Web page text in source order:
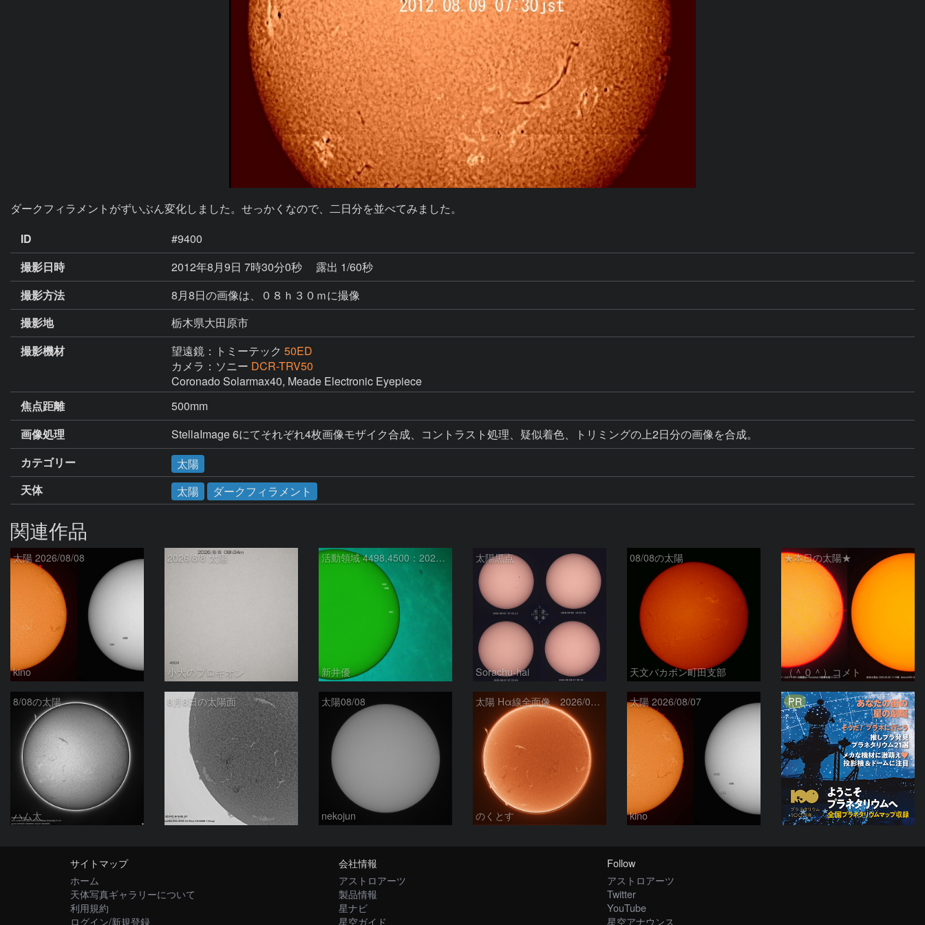
ダークフィラメントがずいぶん変化しました。せっかくなので、二日分を並べてみました。
ID
#9400
撮影日時
2012年8月9日 7時30分0秒
露出 1/60秒
撮影方法
8月8日の画像は、０８ｈ３０ｍに撮像
撮影地
栃木県大田原市
撮影機材
望遠鏡：トミーテック 50ED
カメラ：ソニー DCR-TRV50
Coronado Solarmax40, Meade Electronic Eyepiece
焦点距離
500mm
画像処理
StellaImage 6にてそれぞれ4枚画像モザイク合成、コントラスト処理、疑似着色、トリミングの上2日分の画像を合成。
カテゴリー
太陽
天体
太陽 ダークフィラメント
関連作品
太陽 2026/08/08
kino
2026/8/8 太陽
小犬のプロキオン
活動領域 4498,4500：2026/08/08
新井優
太陽黒点
Sorachu-hai
08/08の太陽
天文バカボン町田支部
★本日の太陽★
（＾０＾）コメト
8/08の太陽
ハム太
8月8日の太陽面
ta-o
太陽08/08
nekojun
太陽 Hα線全面像 2026/08/08
のくとす
太陽 2026/08/07
kino
PR
サイトマップ
ホーム
天体写真ギャラリーについて
利用規約
ログイン/新規登録
会社情報
アストロアーツ
製品情報
星ナビ
星空ガイド
Follow
アストロアーツ
Twitter
YouTube
星空アナウンス